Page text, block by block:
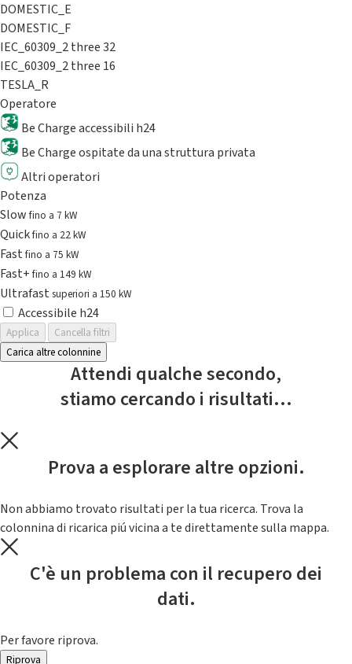
DOMESTIC_E
DOMESTIC_F
IEC_60309_2 three 32
IEC_60309_2 three 16
TESLA_R
Operatore
Be Charge accessibili h24
Be Charge ospitate da una struttura privata
Altri operatori
Potenza
Slowfino a 7 kW
Quickfino a 22 kW
Fastfino a 75 kW
Fast+fino a 149 kW
Ultrafast superiori a 150 kW
Accessibile h24
Applica
Cancella filtri
Carica altre colonnine
Attendi qualche secondo,
stiamo cercando i risultati...
Prova a esplorare altre opzioni.
Non abbiamo trovato risultati per la tua ricerca. Trova la
colonnina di ricarica piú vicina a te direttamente sulla mappa.
C'è un problema con il recupero dei
dati.
Per favore riprova.
Riprova